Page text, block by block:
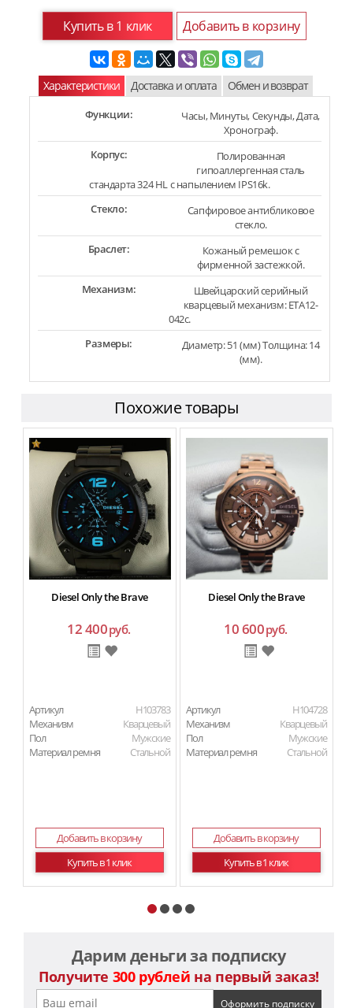
Купить в 1 клик Добавить в корзину
Характеристики Доставка и оплата Обмен и возврат
Функции:
Часы, Минуты, Секунды, Дата,
Хронограф.
Корпус:
Полированная
гипоаллергенная сталь
стандарта 324 HL с напылением IPS16k.
Стекло:
Сапфировое антибликовое
стекло.
Браслет:
Кожаный ремешок c
фирменной застежкой.
Механизм:
Швейцарский серийный
кварцевый механизм: ETA12-
042c.
Размеры:
Диаметр: 51 (мм) Толщина: 14
(мм).
Похожие товары
Diesel Only the Brave
12 400руб.
Артикул
H103783
Механизм
Кварцевый
Пол
Мужские
Материал ремня
Стальной
Добавить в корзину
Купить в 1 клик
Diesel Only the Brave
10 600руб.
Артикул
H104728
Механизм
Кварцевый
Пол
Мужские
Материал ремня
Стальной
Добавить в корзину
Купить в 1 клик
Дарим деньги за подписку
Получите 300 рублей на первый заказ!